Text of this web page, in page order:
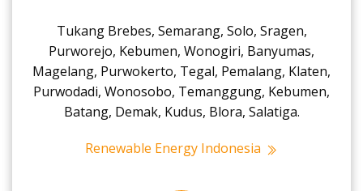
Tukang Brebes, Semarang, Solo, Sragen,
Purworejo, Kebumen, Wonogiri, Banyumas,
Magelang, Purwokerto, Tegal, Pemalang, Klaten,
Purwodadi, Wonosobo, Temanggung, Kebumen,
Batang, Demak, Kudus, Blora, Salatiga.
Renewable Energy Indonesia